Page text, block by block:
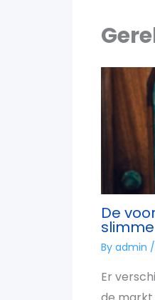
De
By admin /
Er